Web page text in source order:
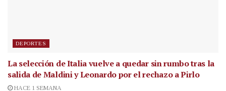
DEPORTES
La selección de Italia vuelve a quedar sin rumbo tras la
salida de Maldini y Leonardo por el rechazo a Pirlo
HACE 1 SEMANA